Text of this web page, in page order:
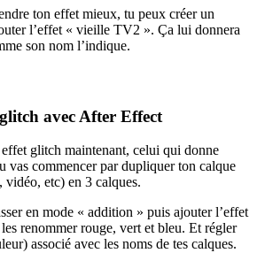
ton effet mieux, tu peux créer un
l’effet « vieille TV2 ». Ça lui donnera
son nom l’indique.
avec After Effect
glitch maintenant, celui qui donne
vas commencer par dupliquer ton calque
vidéo, etc) en 3 calques.
en mode « addition » puis ajouter l’effet
renommer rouge, vert et bleu. Et régler
associé avec les noms de tes calques.